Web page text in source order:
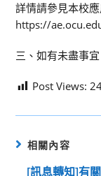
詳情請參見本校
https://
三、如有未盡事
Post Views:
相關內容
[訊息轉知]有